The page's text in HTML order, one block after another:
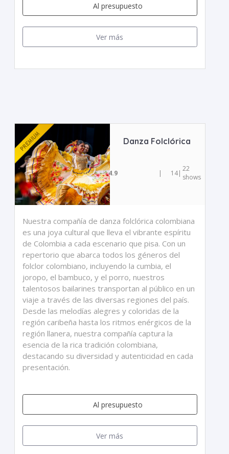
Al presupuesto
Ver más
Danza Folclórica
4.9 | 14| 22
shows
Nuestra compañía de danza folclórica colombiana
es una joya cultural que lleva el vibrante espíritu
de Colombia a cada escenario que pisa. Con un
repertorio que abarca todos los géneros del
folclor colombiano, incluyendo la cumbia, el
joropo, el bambuco, y el porro, nuestros
talentosos bailarines transportan al público en un
viaje a través de las diversas regiones del país.
Desde las melodías alegres y coloridas de la
región caribeña hasta los ritmos enérgicos de la
región llanera, nuestra compañía captura la
esencia de la rica tradición colombiana,
destacando su diversidad y autenticidad en cada
presentación.
Al presupuesto
Ver más